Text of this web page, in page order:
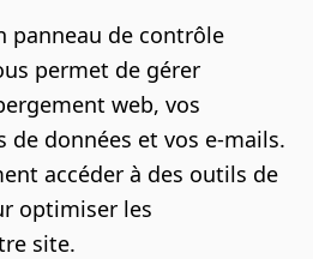
panneau de contrôle
permet de gérer
web, vos
de données et vos e-mails.
accéder à des outils de
optimiser les
site.